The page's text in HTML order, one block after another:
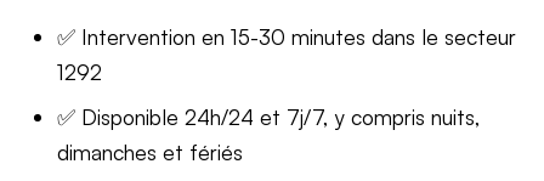
✅ Intervention en 15-30 minutes dans le secteur
1292
✅ Disponible 24h/24 et 7j/7, y compris nuits,
dimanches et fériés